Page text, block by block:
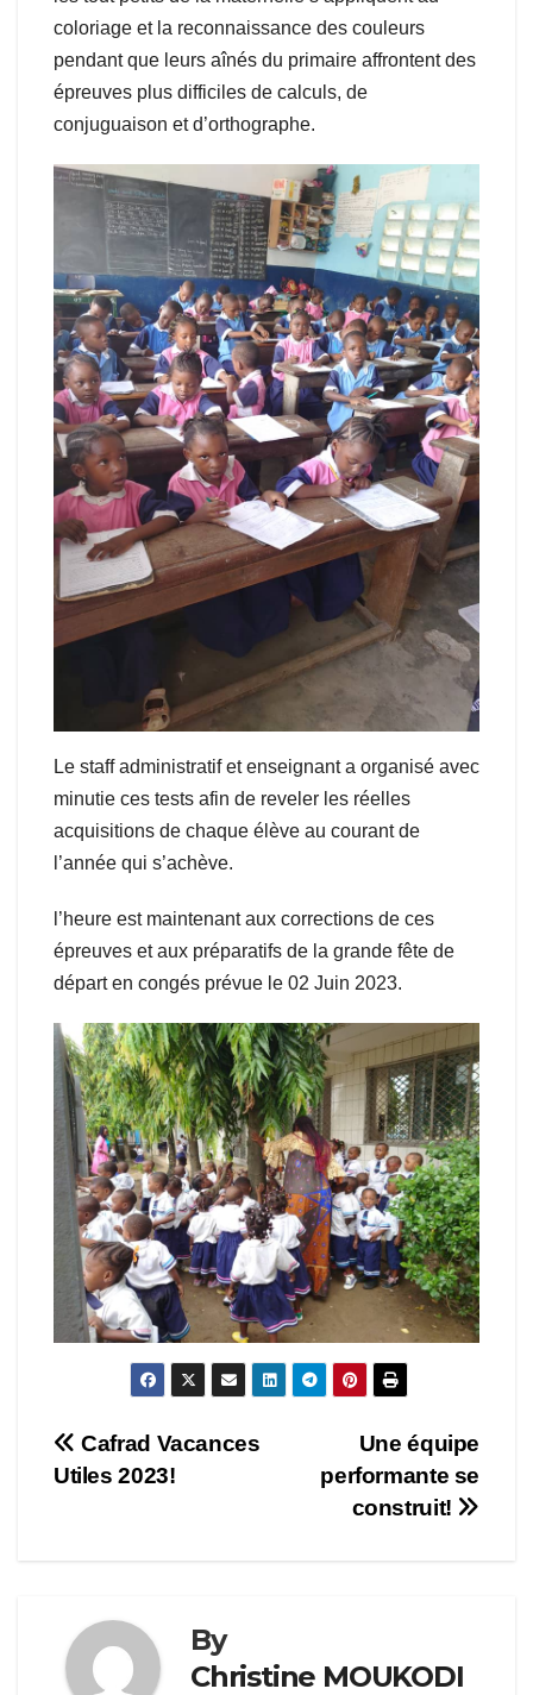
coloriage et la reconnaissance des couleurs
pendant que leurs aînés du primaire affrontent des
épreuves plus difficiles de calculs, de
conjuguaison et d’orthographe.
Le staff administratif et enseignant a organisé avec
minutie ces tests afin de reveler les réelles
acquisitions de chaque élève au courant de
l’année qui s’achève.
l’heure est maintenant aux corrections de ces
épreuves et aux préparatifs de la grande fête de
départ en congés prévue le 02 Juin 2023.
Navigation
Une équipe
performante se
construit!
Cafrad Vacances
Utiles 2023!
By
Christine MOUKODI